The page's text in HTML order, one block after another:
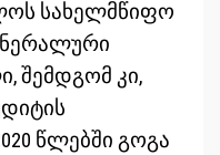
სახელმწიფო
შემდგომ კი,
წლებში გოგა